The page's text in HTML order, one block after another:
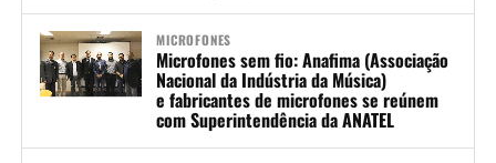
MICROFONES
Microfones sem fio: Anafima (Associação
Nacional da Indústria da Música)
e fabricantes de microfones se reúnem
com Superintendência da ANATEL